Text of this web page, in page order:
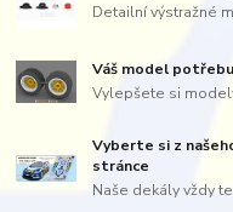
Detailní výstražné
Váš model
Vylepšete si
Vyberte si z
stránce
Naše dekály vždy